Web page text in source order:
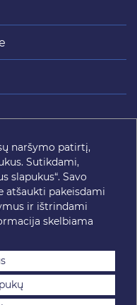
naršymo patirtį,
Sutikdami,
slapukus“. Savo
atšaukti pakeisdami
ir ištrindami
skelbiama